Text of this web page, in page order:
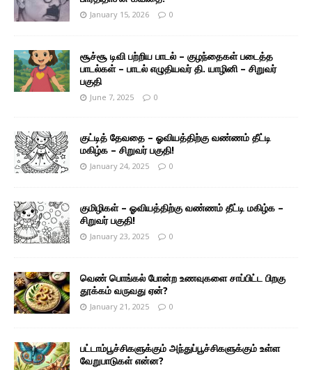
January 15, 2026 0
சூச்சூ டிவி பற்றிய பாடல் – குழந்தைகள் படைத்த
பாடல்கள் – பாடல் எழுதியவர் தி. யாழினி – சிறுவர்
பகுதி
June 7, 2025 0
குட்டித் தேவதை – ஓவியத்திற்கு வண்ணம் தீட்டி
மகிழ்க – சிறுவர் பகுதி!
January 24, 2025 0
குமிழிகள் – ஓவியத்திற்கு வண்ணம் தீட்டி மகிழ்க –
சிறுவர் பகுதி!
January 23, 2025 0
வெண் பொங்கல் போன்ற உணவுகளை சாப்பிட்ட பிறகு
தூக்கம் வருவது ஏன்?
January 21, 2025 0
பட்டாம்பூச்சிகளுக்கும் அந்துப்பூச்சிகளுக்கும் உள்ள
வேறுபாடுகள் என்ன?